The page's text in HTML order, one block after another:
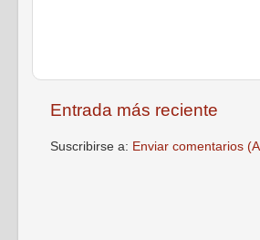
Entrada más reciente
Suscribirse a: Enviar comentarios